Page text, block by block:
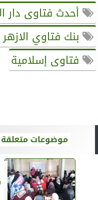
أحدث فتاوى دار
بنك فتاوي
فتاوى إسلامية
موضوعات متعلقة